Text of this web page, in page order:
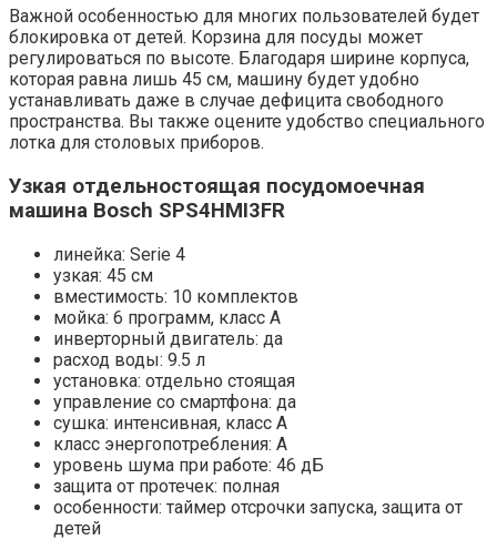
Важной особенностью для многих пользователей будет
блокировка от детей. Корзина для посуды может
регулироваться по высоте. Благодаря ширине корпуса,
которая равна лишь 45 см, машину будет удобно
устанавливать даже в случае дефицита свободного
пространства. Вы также оцените удобство специального
лотка для столовых приборов.
Узкая отдельностоящая посудомоечная
машина Bosch SPS4HMI3FR
линейка: Serie 4
узкая: 45 см
вместимость: 10 комплектов
мойка: 6 программ, класс A
инверторный двигатель: да
расход воды: 9.5 л
установка: отдельно стоящая
управление со смартфона: да
сушка: интенсивная, класс A
класс энергопотребления: A
уровень шума при работе: 46 дБ
защита от протечек: полная
особенности: таймер отсрочки запуска, защита от
детей